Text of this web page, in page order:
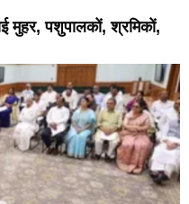
मुहर, पशुपालकों, श्रमिकों,